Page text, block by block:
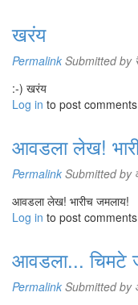
खरंय
Permalink Submitted by
:-) खरंय
Log in to post comments
आवडला लेख!
Permalink Submitted by
आवडला लेख! भारीच जमलाय!
Log in to post comments
आवडला... चिमटे
Permalink Submitted by